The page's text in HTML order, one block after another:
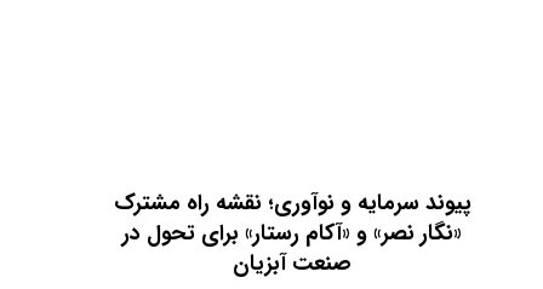
پیوند سرمایه و نوآوری؛ نقشه راه مشترک
«نگار نصر» و «آکام رستار» برای تحول در
صنعت آبزیان